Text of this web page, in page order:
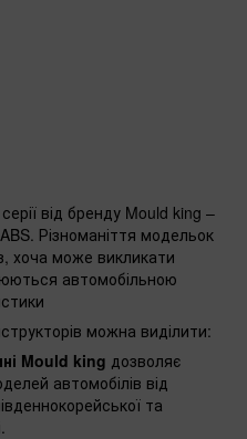
від бренду Mould king –
Різноманіття модельок
хоча може викликати
автомобільною
можна виділити:
Mould king дозволяє
автомобілів від
та